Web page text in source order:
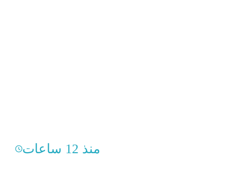
منذ 12 ساعات